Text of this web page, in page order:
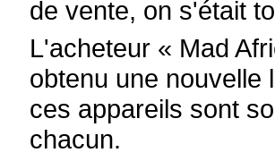
de vente, on s'était
L'acheteur « Mad
obtenu une nouvelle
ces appareils sont
chacun.